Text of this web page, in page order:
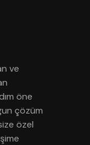
ve
öne
çözüm
özel